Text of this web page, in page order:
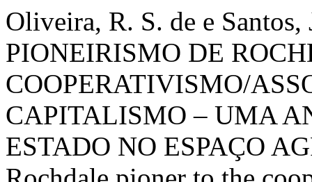
Oliveira, R. S. de e
PIONEIRISMO DE
COOPERATIVISMO/
CAPITALISMO – UMA
ESTADO NO ESPAÇO